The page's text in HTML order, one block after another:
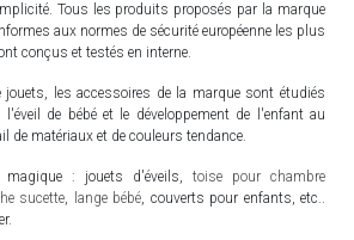
Tous les produits proposés par la marque
aux normes de sécurité européenne les plus
conçus et testés en interne.
les accessoires de la marque sont étudiés
de bébé et le développement de l'enfant au
de matériaux et de couleurs tendance.
magique : jouets d'éveils, toise pour chambre
sucette lange bébé , couverts pour enfants, etc..